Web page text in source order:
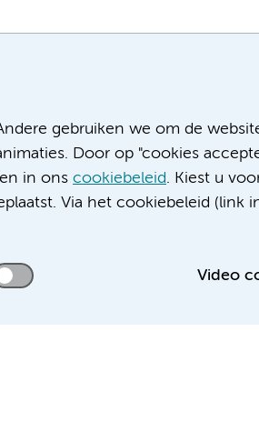
gebruiken we om de
Door op "cookies
in ons cookiebeleid. Kiest u
Via het cookiebeleid (link
Video